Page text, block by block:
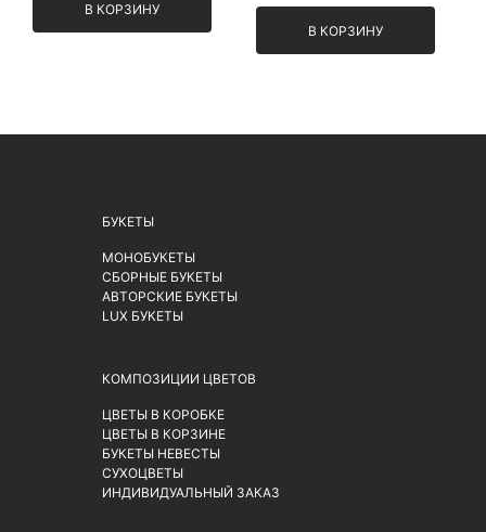
В КОРЗИНУ
В КОРЗИНУ
БУКЕТЫ
МОНОБУКЕТЫ
СБОРНЫЕ БУКЕТЫ
АВТОРСКИЕ БУКЕТЫ
LUX БУКЕТЫ
КОМПОЗИЦИИ ЦВЕТОВ
ЦВЕТЫ В КОРОБКЕ
ЦВЕТЫ В КОРЗИНЕ
БУКЕТЫ НЕВЕСТЫ
СУХОЦВЕТЫ
ИНДИВИДУАЛЬНЫЙ ЗАКАЗ